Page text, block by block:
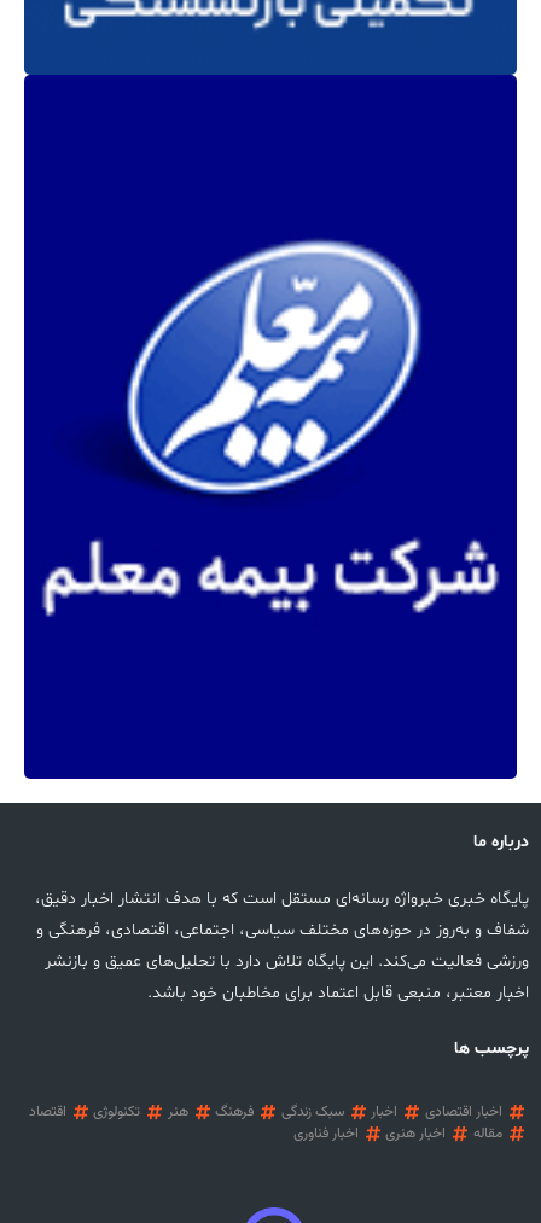
درباره ما
پایگاه خبری خبرواژه رسانه‌ای مستقل است که با هدف انتشار اخبار دقیق،
شفاف و به‌روز در حوزه‌های مختلف سیاسی، اجتماعی، اقتصادی، فرهنگی و
ورزشی فعالیت می‌کند. این پایگاه تلاش دارد با تحلیل‌های عمیق و بازنشر
اخبار معتبر، منبعی قابل اعتماد برای مخاطبان خود باشد.
پرچسب ها
اخبار اقتصادی اخبار سبک زندگی فرهنگ هنر تکنولوژی
اقتصاد
مقاله
اخبار هنری اخبار فناوری